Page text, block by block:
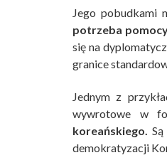
Jego pobudkami
potrzeba
się na
granice
Jednym z
wywrotowe w
koreańskiego.
demokratyzacji